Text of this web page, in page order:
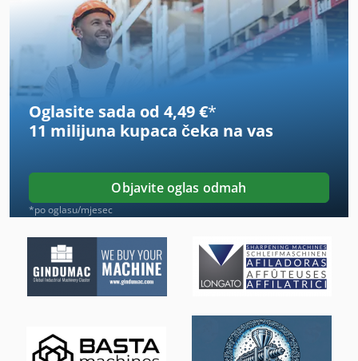
Kgs 1670
Konj Val Fleksibilni
Ks 205
Lm Vodič
Na Ležajevima
Na Valjak
Od Valovitog Kartona
Okvir Za
On 06 Utovarivačem
Općinsko Vozilo
Oglasite sada od 4,49 €*
11 milijuna kupaca čeka na vas
Objavite oglas odmah
*po oglasu/mjesec